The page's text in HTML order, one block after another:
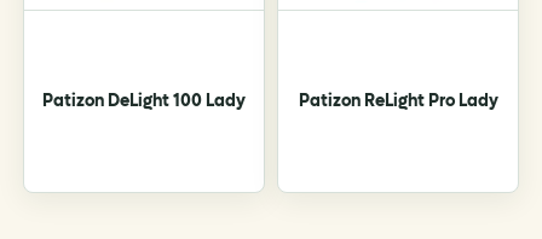
Patizon DeLight 100 Lady Patizon ReLight Pro Lady